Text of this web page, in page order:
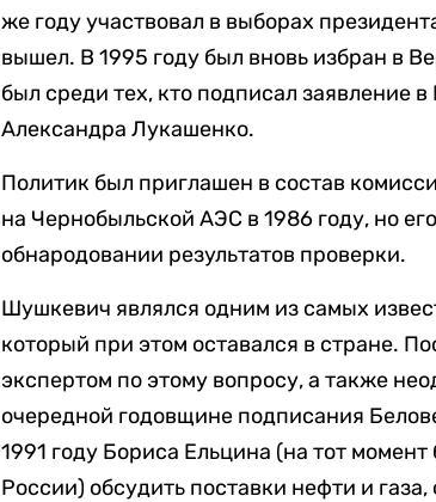
же году участвовал в выборах
вышел. В 1995 году был вновь избран в
был среди тех, кто подписал заявление
Александра Лукашенко.
Политик был приглашен в состав
на Чернобыльской АЭС в 1986 году, но
обнародовании результатов проверки.
Шушкевич являлся одним из самых
который при этом оставался в стране.
экспертом по этому вопросу, а также
очередной годовщине подписания
1991 году Бориса Ельцина (на тот
России) обсудить поставки нефти и